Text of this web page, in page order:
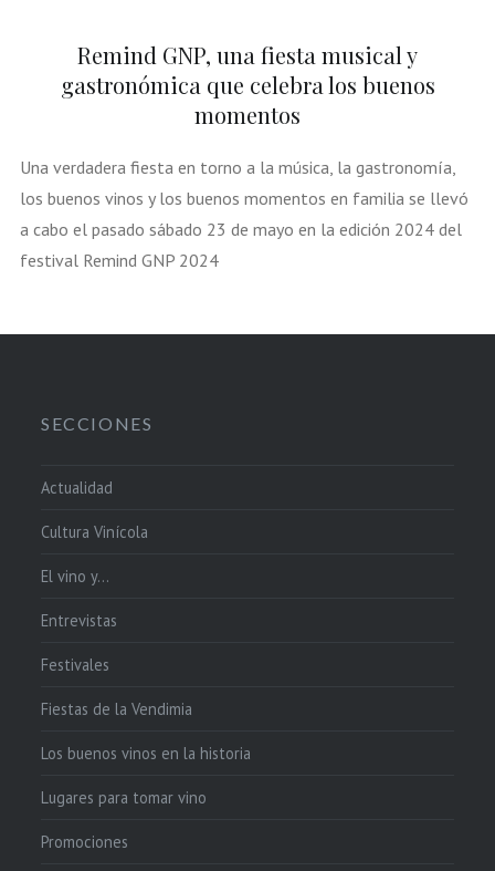
Remind GNP, una fiesta musical y
gastronómica que celebra los buenos
momentos
Una verdadera fiesta en torno a la música, la gastronomía,
los buenos vinos y los buenos momentos en familia se llevó
a cabo el pasado sábado 23 de mayo en la edición 2024 del
festival Remind GNP 2024
SECCIONES
Actualidad
Cultura Vinícola
El vino y…
Entrevistas
Festivales
Fiestas de la Vendimia
Los buenos vinos en la historia
Lugares para tomar vino
Promociones